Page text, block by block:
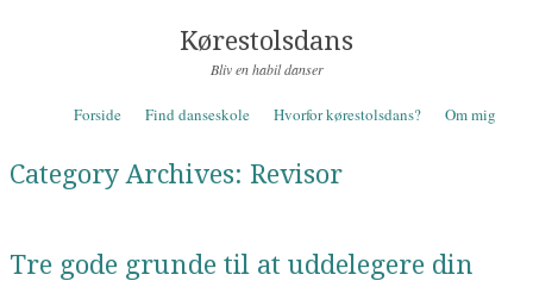
Kørestolsdans
Bliv en habil danser
Menu
Skip to content
Forside Find danseskole Hvorfor kørestolsdans? Om mig
Category Archives: Revisor
Tre gode grunde til at uddelegere din